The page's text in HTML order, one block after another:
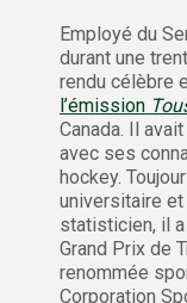
Employé du
durant une
rendu célèbre
l’émission
Canada. Il
avec ses
hockey.
universitaire
statisticien, il
Grand Prix de
renommée
Corporation